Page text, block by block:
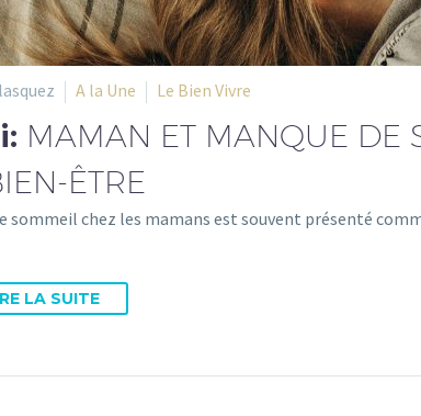
A la Une Le Bien Vivre
MAMAN ET MANQUE DE
ÊTRE
sommeil chez les mamans est souvent présenté
LA SUITE